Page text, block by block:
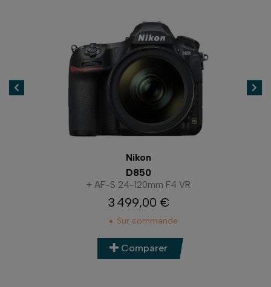
+ AF-S 24-120mm F4 VR
Prix
3 499,00 €
Sur commande
Comparer